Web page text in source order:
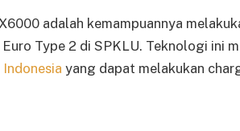
adalah kemampuannya
Type 2 di SPKLU. Teknologi ini
Indonesia yang dapat melakukan